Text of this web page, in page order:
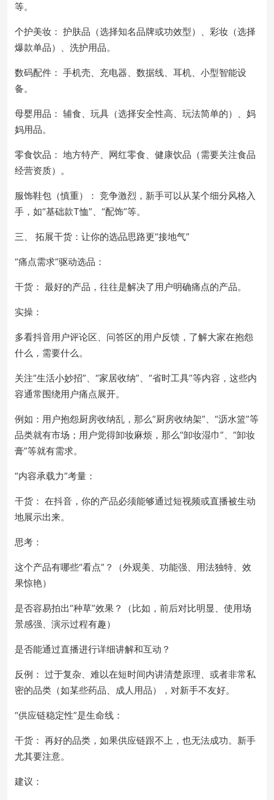
等。
个护美妆： 护肤品（选择知名品牌或功效型）、彩妆（选择
爆款单品）、洗护用品。
数码配件： 手机壳、充电器、数据线、耳机、小型智能设
备。
母婴用品： 辅食、玩具（选择安全性高、玩法简单的）、妈
妈用品。
零食饮品： 地方特产、网红零食、健康饮品（需要关注食品
经营资质）。
服饰鞋包（慎重）： 竞争激烈，新手可以从某个细分风格入
手，如“基础款T恤”、“配饰”等。
三、 拓展干货：让你的选品思路更“接地气”
“痛点需求”驱动选品：
干货： 最好的产品，往往是解决了用户明确痛点的产品。
实操：
多看抖音用户评论区、问答区的用户反馈，了解大家在抱怨
什么，需要什么。
关注“生活小妙招”、“家居收纳”、“省时工具”等内容，这些内
容通常围绕用户痛点展开。
例如：用户抱怨厨房收纳乱，那么“厨房收纳架”、“沥水篮”等
品类就有市场；用户觉得卸妆麻烦，那么“卸妆湿巾”、“卸妆
膏”等就有需求。
“内容承载力”考量：
干货： 在抖音，你的产品必须能够通过短视频或直播被生动
地展示出来。
思考：
这个产品有哪些“看点”？（外观美、功能强、用法独特、效
果惊艳）
是否容易拍出“种草”效果？（比如，前后对比明显、使用场
景感强、演示过程有趣）
是否能通过直播进行详细讲解和互动？
反例： 过于复杂、难以在短时间内讲清楚原理、或者非常私
密的品类（如某些药品、成人用品），对新手不友好。
“供应链稳定性”是生命线：
干货： 再好的品类，如果供应链跟不上，也无法成功。新手
尤其要注意。
建议：